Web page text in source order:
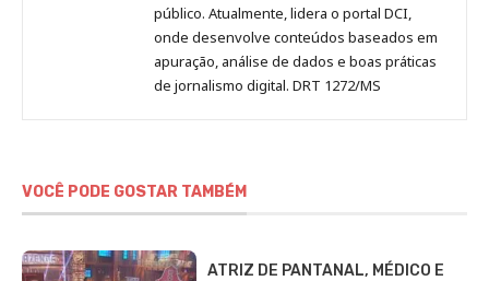
público. Atualmente, lidera o portal DCI,
onde desenvolve conteúdos baseados em
apuração, análise de dados e boas práticas
de jornalismo digital. DRT 1272/MS
VOCÊ PODE GOSTAR TAMBÉM
ATRIZ DE PANTANAL, MÉDICO E